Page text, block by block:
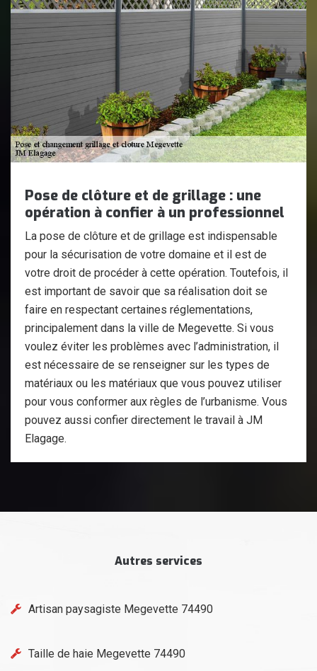
Pose de clôture et de grillage : une
opération à confier à un professionnel
La pose de clôture et de grillage est indispensable
pour la sécurisation de votre domaine et il est de
votre droit de procéder à cette opération. Toutefois, il
est important de savoir que sa réalisation doit se
faire en respectant certaines réglementations,
principalement dans la ville de Megevette. Si vous
voulez éviter les problèmes avec l’administration, il
est nécessaire de se renseigner sur les types de
matériaux ou les matériaux que vous pouvez utiliser
pour vous conformer aux règles de l’urbanisme. Vous
pouvez aussi confier directement le travail à JM
Elagage.
Autres services
Artisan paysagiste Megevette 74490
Taille de haie Megevette 74490